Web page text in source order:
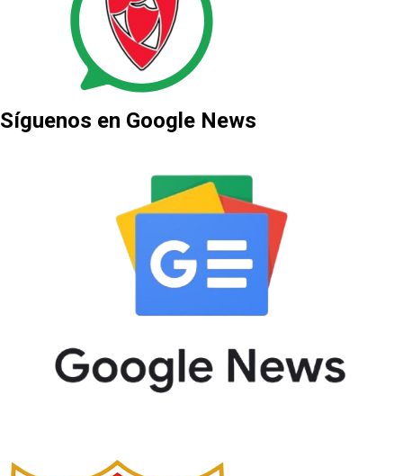
Síguenos en Google News